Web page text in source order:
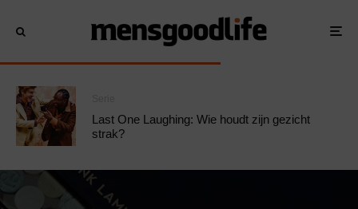
Last One Laughing: Wie houdt zijn gezicht
strak?